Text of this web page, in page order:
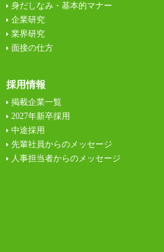
身だしなみ・基本的マナー
企業研究
業界研究
面接の仕方
採用情報
掲載企業一覧
2027年新卒採用
中途採用
先輩社員からのメッセージ
人事担当者からのメッセージ